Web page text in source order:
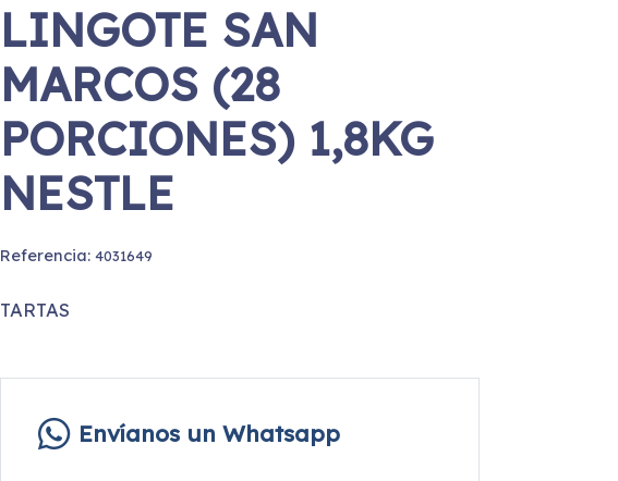
LINGOTE SAN
MARCOS (28
PORCIONES) 1,8KG
NESTLE
Referencia:4031649
TARTAS
Envíanos un Whatsapp